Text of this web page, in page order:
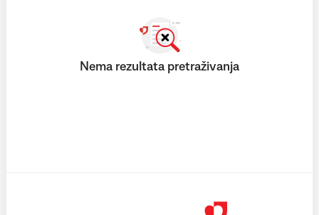
Nema rezultata pretraživanja